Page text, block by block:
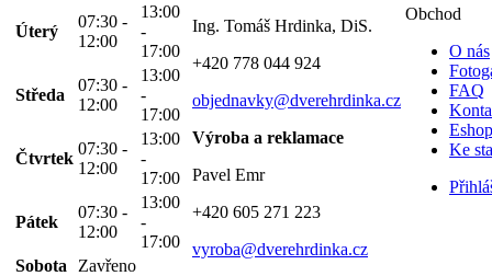
Úterý
07:30 -
12:00
13:00
-
17:00
Středa
07:30 -
12:00
13:00
-
17:00
Čtvrtek
07:30 -
12:00
13:00
-
17:00
Pátek
07:30 -
12:00
13:00
-
17:00
Sobota
Zavřeno
Ing. Tomáš Hrdinka, DiS.
+420 778 044 924
objednavky@dverehrdinka.cz
Výroba a reklamace
Pavel Emr
+420 605 271 223
vyroba@dverehrdinka.cz
Obchod
O nás
FAQ
Eshop
Ke